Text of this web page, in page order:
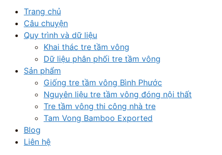
Trang chủ
Câu chuyện
Quy trình và dữ liệu
Khai thác tre tầm vông
Dữ liệu phân phối tre tầm vông
Sản phẩm
Giống tre tầm vông Bình Phước
Nguyên liệu tre tầm vông đóng nội thất
Tre tầm vông thi công nhà tre
Tam Vong Bamboo Exported
Blog
Liên hệ